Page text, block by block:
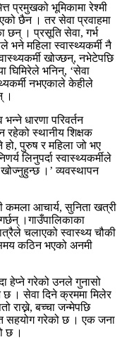
प्रमुखको भूमिकामा रेश्मी
छैन । तर सेवा प्रवाहमा
छन् । प्रसूति सेवा, गर्भ
भने महिला स्वास्थ्यकर्मी नै
खोज्छन्, नभेटेपछि
घिमिरेले भनिन्, ‘सेवा
नभएकाले केहीले
।
धारणा परिवर्तन
स्थानीय शिक्षक
पुरुष र महिला जो भए
लिनुपर्दा स्वास्थ्यकर्मीले
।’ व्यवस्थापन
कमला आचार्य, सुनिता खत्री
।गाउँपालिकाका
चलाएको स्वास्थ्य चौकी
कठिन भएको अनमी
हेप्ने गरेको उनले गुनासो
छ । सेवा दिने क्रममा मिलेर
राख्ने, बच्चा जन्मेपछि
सहयोग गरेको छ । एक जना
छ ।